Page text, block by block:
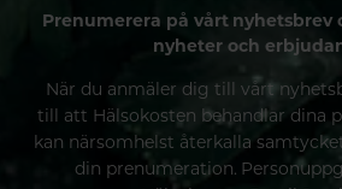
Prenumerera på vårt nyhetsbrev
nyheter och
När du anmäler dig till vårt
till att Hälsokosten behandlar dina
kan närsomhelst återkalla
din prenumeration.